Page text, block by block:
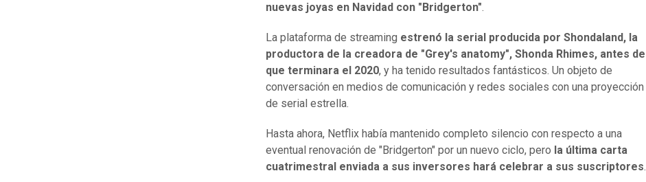
nuevas joyas en Navidad con "Bridgerton".
La plataforma de streaming estrenó la serial producida por Shondaland, la
productora de la creadora de "Grey's anatomy", Shonda Rhimes, antes de
que terminara el 2020, y ha tenido resultados fantásticos. Un objeto de
conversación en medios de comunicación y redes sociales con una proyección
de serial estrella.
Hasta ahora, Netflix había mantenido completo silencio con respecto a una
eventual renovación de "Bridgerton" por un nuevo ciclo, pero la última carta
cuatrimestral enviada a sus inversores hará celebrar a sus suscriptores.